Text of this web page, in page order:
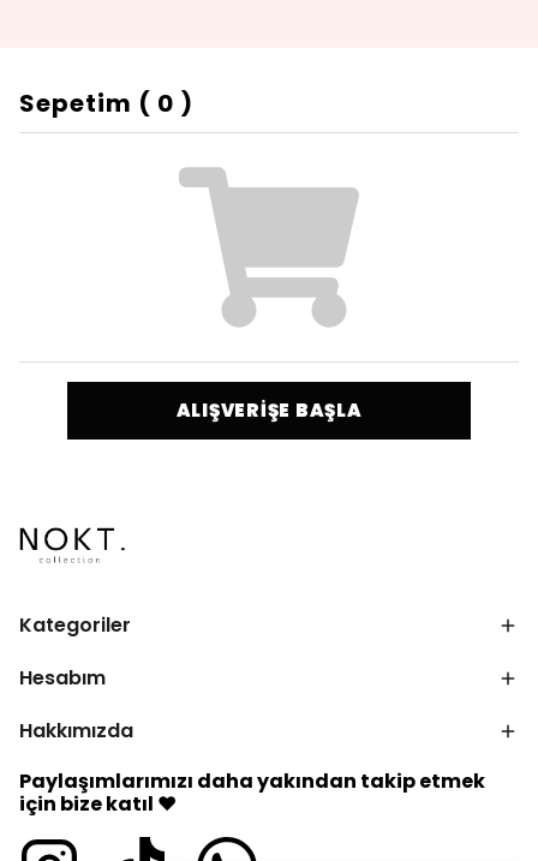
Sepetim ( 0 )
ALIŞVERİŞE BAŞLA
Kategoriler
Hesabım
Hakkımızda
Paylaşımlarımızı daha yakından takip etmek
için bize katıl ♥